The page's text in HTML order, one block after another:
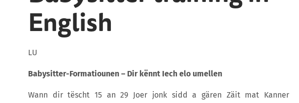
English
LU
Babysitter-Formatiounen – Dir kënnt Iech elo umellen
Wann dir tëscht 15 an 29 Joer jonk sidd a gären Zäit mat Kanner